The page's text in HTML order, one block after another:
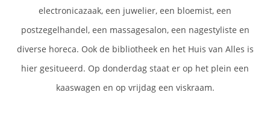
electronicazaak, een juwelier, een bloemist, een
postzegelhandel, een massagesalon, een nagestyliste en
diverse horeca. Ook de bibliotheek en het Huis van Alles is
hier gesitueerd. Op donderdag staat er op het plein een
kaaswagen en op vrijdag een viskraam.